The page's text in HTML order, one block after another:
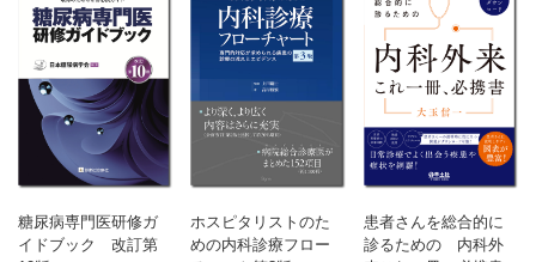
糖尿病専門医研修ガ
イドブック 改訂第
ホスピタリストのた
めの内科診療フロー
患者さんを総合的に
診るための 内科外